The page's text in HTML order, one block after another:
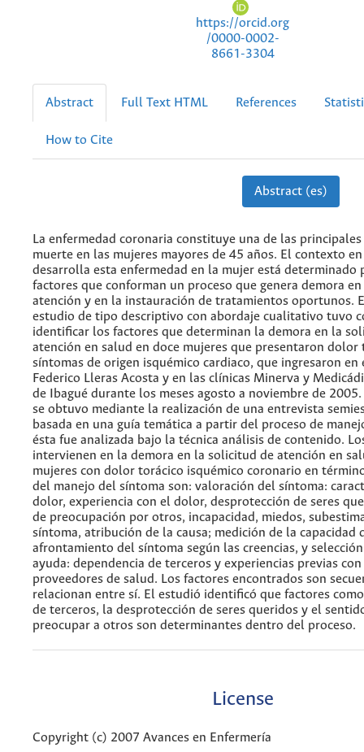
https://orcid.org
/0000-0002-
8661-3304
Abstract Full Text HTML References
How to Cite
Abstract (es)
La enfermedad coronaria constituye una de las principales
muerte en las mujeres mayores de 45 años. El contexto
desarrolla esta enfermedad en la mujer está determinado
factores que conforman un proceso que genera demora
atención y en la instauración de tratamientos oportunos.
estudio de tipo descriptivo con abordaje cualitativo tuvo
identificar los factores que determinan la demora en la
atención en salud en doce mujeres que presentaron dolor
síntomas de origen isquémico cardiaco, que ingresaron
Federico Lleras Acosta y en las clínicas Minerva y
de Ibagué durante los meses agosto a noviembre de
se obtuvo mediante la realización de una entrevista
basada en una guía temática a partir del proceso de
ésta fue analizada bajo la técnica análisis de contenido.
intervienen en la demora en la solicitud de atención en
mujeres con dolor torácico isquémico coronario en
del manejo del síntoma son: valoración del síntoma:
dolor, experiencia con el dolor, desprotección de seres
de preocupación por otros, incapacidad, miedos,
síntoma, atribución de la causa; medición de la capacidad
afrontamiento del síntoma según las creencias, y
ayuda: dependencia de terceros y experiencias previas
proveedores de salud. Los factores encontrados son
relacionan entre sí. El estudió identificó que factores
de terceros, la desprotección de seres queridos y el
preocupar a otros son determinantes dentro del proceso.
License
Copyright (c) 2007 Avances en Enfermería